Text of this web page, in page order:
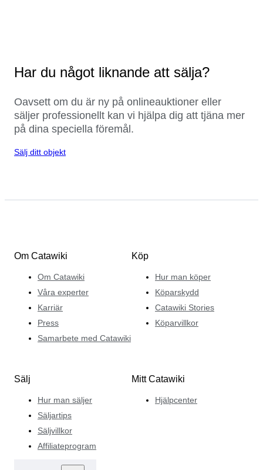
Har du något liknande att sälja?
Oavsett om du är ny på onlineauktioner eller
säljer professionellt kan vi hjälpa dig att tjäna mer
på dina speciella föremål.
Sälj ditt objekt
Om Catawiki
Om Catawiki
Våra experter
Karriär
Press
Samarbete med Catawiki
Köp
Hur man köper
Köparskydd
Catawiki Stories
Köparvillkor
Sälj
Hur man säljer
Säljartips
Säljvillkor
Affiliateprogram
Mitt Catawiki
Hjälpcenter